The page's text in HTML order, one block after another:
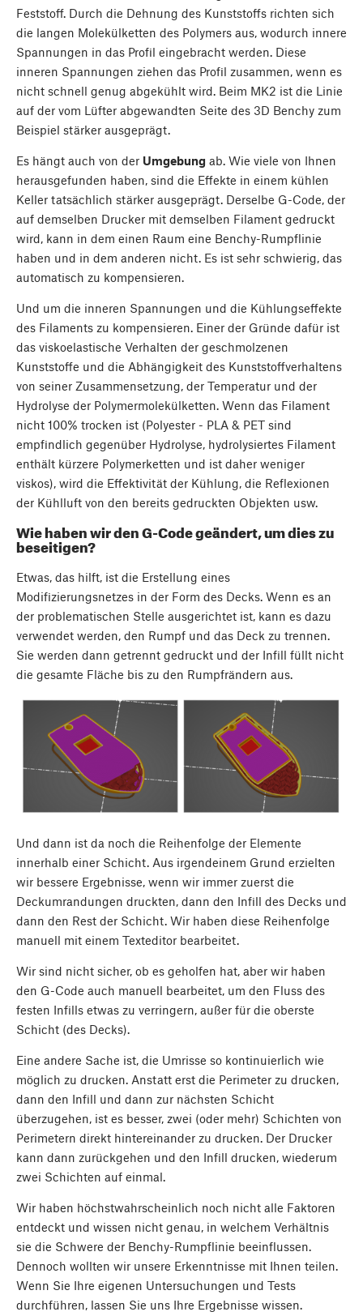
Feststoff. Durch die Dehnung des Kunststoffs richten sich
die langen Molekülketten des Polymers aus, wodurch innere
Spannungen in das Profil eingebracht werden. Diese
inneren Spannungen ziehen das Profil zusammen, wenn es
nicht schnell genug abgekühlt wird. Beim MK2 ist die Linie
auf der vom Lüfter abgewandten Seite des 3D Benchy zum
Beispiel stärker ausgeprägt.
Es hängt auch von der Umgebung ab. Wie viele von Ihnen
herausgefunden haben, sind die Effekte in einem kühlen
Keller tatsächlich stärker ausgeprägt. Derselbe G-Code, der
auf demselben Drucker mit demselben Filament gedruckt
wird, kann in dem einen Raum eine Benchy-Rumpflinie
haben und in dem anderen nicht. Es ist sehr schwierig, das
automatisch zu kompensieren.
Und um die inneren Spannungen und die Kühlungseffekte
des Filaments zu kompensieren. Einer der Gründe dafür ist
das viskoelastische Verhalten der geschmolzenen
Kunststoffe und die Abhängigkeit des Kunststoffverhaltens
von seiner Zusammensetzung, der Temperatur und der
Hydrolyse der Polymermolekülketten. Wenn das Filament
nicht 100% trocken ist (Polyester - PLA & PET sind
empfindlich gegenüber Hydrolyse, hydrolysiertes Filament
enthält kürzere Polymerketten und ist daher weniger
viskos), wird die Effektivität der Kühlung, die Reflexionen
der Kühlluft von den bereits gedruckten Objekten usw.
Wie haben wir den G-Code geändert, um dies zu
beseitigen?
Etwas, das hilft, ist die Erstellung eines
Modifizierungsnetzes in der Form des Decks. Wenn es an
der problematischen Stelle ausgerichtet ist, kann es dazu
verwendet werden, den Rumpf und das Deck zu trennen.
Sie werden dann getrennt gedruckt und der Infill füllt nicht
die gesamte Fläche bis zu den Rumpfrändern aus.
Und dann ist da noch die Reihenfolge der Elemente
innerhalb einer Schicht. Aus irgendeinem Grund erzielten
wir bessere Ergebnisse, wenn wir immer zuerst die
Deckumrandungen druckten, dann den Infill des Decks und
dann den Rest der Schicht. Wir haben diese Reihenfolge
manuell mit einem Texteditor bearbeitet.
Wir sind nicht sicher, ob es geholfen hat, aber wir haben
den G-Code auch manuell bearbeitet, um den Fluss des
festen Infills etwas zu verringern, außer für die oberste
Schicht (des Decks).
Eine andere Sache ist, die Umrisse so kontinuierlich wie
möglich zu drucken. Anstatt erst die Perimeter zu drucken,
dann den Infill und dann zur nächsten Schicht
überzugehen, ist es besser, zwei (oder mehr) Schichten von
Perimetern direkt hintereinander zu drucken. Der Drucker
kann dann zurückgehen und den Infill drucken, wiederum
zwei Schichten auf einmal.
Wir haben höchstwahrscheinlich noch nicht alle Faktoren
entdeckt und wissen nicht genau, in welchem Verhältnis
sie die Schwere der Benchy-Rumpflinie beeinflussen.
Dennoch wollten wir unsere Erkenntnisse mit Ihnen teilen.
Wenn Sie Ihre eigenen Untersuchungen und Tests
durchführen, lassen Sie uns Ihre Ergebnisse wissen.